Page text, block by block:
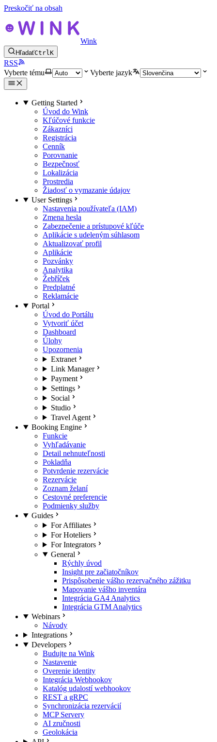
Preskočiť na obsah
Wink
HľadaťCtrlK
RSS
Vyberte tému
Vyberte jazyk
Getting Started
Úvod do Wink
Kľúčové funkcie
Zákazníci
Registrácia
Cenník
Porovnanie
Bezpečnosť
Lokalizácia
Prostredia
Žiadosť o vymazanie údajov
User Settings
Nastavenia používateľa (IAM)
Zmena hesla
Zabezpečenie a prístupové kľúče
Aplikácie s udeleným súhlasom
Aktualizovať profil
Aplikácie
Pozvánky
Analytika
Žebříček
Predplatné
Reklamácie
Portal
Úvod do Portálu
Vytvoriť účet
Dashboard
Úlohy
Upozornenia
Extranet
Link Manager
Payment
Settings
Social
Studio
Travel Agent
Booking Engine
Funkcie
Vyhľadávanie
Detail nehnuteľnosti
Pokladňa
Potvrdenie rezervácie
Rezervácie
Zoznam želaní
Cestovné preferencie
Podmienky služby
Guides
For Affiliates
For Hoteliers
For Integrators
General
Rýchly úvod
Insight pre začiatočníkov
Prispôsobenie vášho rezervačného zážitku
Mapovanie vášho inventára
Integrácia GA4 Analytics
Integrácia GTM Analytics
Webinars
Návody
Integrations
Developers
Budujte na Wink
Nastavenie
Overenie identity
Integrácia Webhookov
Katalóg udalostí webhookov
REST a gRPC
Synchronizácia rezervácií
MCP Servery
AI zručnosti
Geolokácia